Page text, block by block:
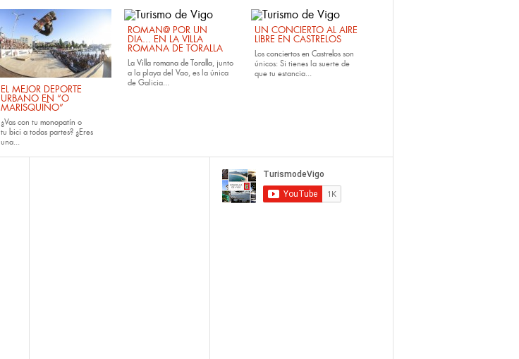
EL MEJOR DEPORTE
URBANO EN “O
MARISQUIÑO”
¿Vas con tu monopatín o
tu bici a todas partes? ¿Eres
una...
ROMAN@ POR UN
DIA... EN LA VILLA
ROMANA DE TORALLA
La Villa romana de Toralla, junto
a la playa del Vao, es la única
de Galicia...
UN CONCIERTO AL AIRE
LIBRE EN CASTRELOS
Los conciertos en Castrelos son
únicos: Si tienes la suerte de
que tu estancia...